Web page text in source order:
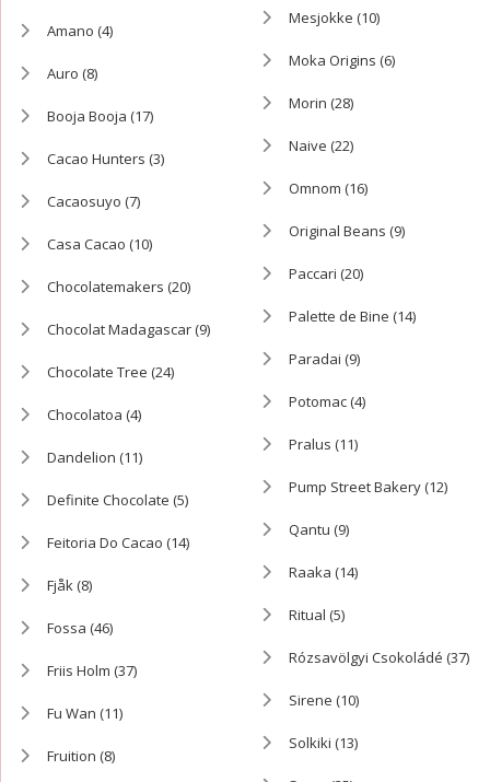
Amano (4)
Auro (8)
Booja Booja (17)
Cacao Hunters (3)
Cacaosuyo (7)
Casa Cacao (10)
Chocolatemakers (20)
Chocolat Madagascar(9)
Chocolate Tree (24)
Chocolatoa (4)
Dandelion (11)
Definite Chocolate (5)
Feitoria Do Cacao (14)
Fjåk(8)
Fossa (46)
Friis Holm (37)
Fu Wan (11)
Fruition (8)
Mesjokke (10)
Moka Origins (6)
Morin (28)
Naive (22)
Omnom (16)
Original Beans (9)
Paccari (20)
Palette de Bine (14)
Paradai (9)
Potomac(4)
Pralus (11)
Pump Street Bakery(12)
Qantu (9)
Raaka (14)
Ritual (5)
Rózsavölgyi Csokoládé (37)
Sirene (10)
Solkiki (13)